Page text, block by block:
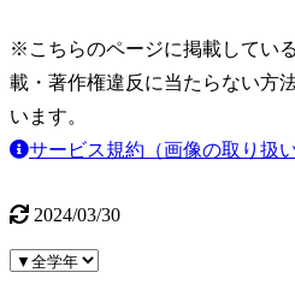
※こちらのページに掲載してい
載・著作権違反に当たらない方
います。
サービス規約（画像の取り扱
2024/03/30